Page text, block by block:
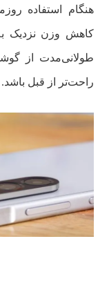
هنگام استفاده
طولانی‌مدت از
راحت‌تر از قبل باشد.